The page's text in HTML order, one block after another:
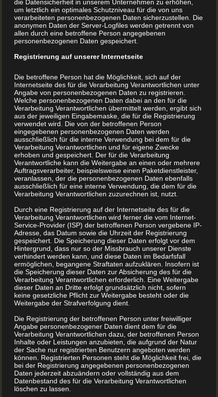
Die Reformbewegung erschütterte die Kirche in ihren
Grundfesten. Aufkommende humanistische Ideale und
Ideen prallten auf Inquisitionsprozesse.
Johannes Gutenberg, der Erfinder des
Buchdrucks wird geboren
Es war eine unruhige Zeit, in die ein Mann geboren wurde,
den man später Johannes Gutenberg nennen sollte und
unter dem ihn die Welt bis heute kennt. Sein richtiger
Name war Johannes Gensfleisch.
Wo genau er um das Jahr 1400 geboren wurde, weiß man
nicht. Einiges deutet darauf hin, dass der unruhige Geist
ausgangs des Mittelalters in Mainz das Licht der Welt
erblickt hat. So gibt es zumindest die Online-Plattform
Wikipedia an. Wirklich gesichert ist das nach Ansicht von
Historikern allerdings nicht.
Gutenberg gibt bis heute Rätsel auf
Überhaupt weiß man wenig über ihn, abgesehen von den
wenigen amtlichen Dokumenten, in denen er aufgeführt
wird. Nicht einmal das exakte Geburtsdatum von
Johannes Gutenberg ist bekannt. Die Angaben liegen um
einige Jahre auseinander.
Dass sein Name dennoch in die Geschichtsbücher
eingegangen ist, liegt einzig an seiner Erfindung, die ihm
mit einem Schlag alle Aufmerksamkeit sicherte, die
die Datensicherheit in unserem Unternehmen zu erhöhen,
um letztlich ein optimales Schutzniveau für die von uns
verarbeiteten personenbezogenen Daten sicherzustellen. Die
anonymen Daten der Server-Logfiles werden getrennt von
allen durch eine betroffene Person angegebenen
personenbezogenen Daten gespeichert.
Registrierung auf unserer Internetseite
Die betroffene Person hat die Möglichkeit, sich auf der
Internetseite des für die Verarbeitung Verantwortlichen unter
Angabe von personenbezogenen Daten zu registrieren.
Welche personenbezogenen Daten dabei an den für die
Verarbeitung Verantwortlichen übermittelt werden, ergibt sich
aus der jeweiligen Eingabemaske, die für die Registrierung
verwendet wird. Die von der betroffenen Person
eingegebenen personenbezogenen Daten werden
ausschließlich für die interne Verwendung bei dem für die
Verarbeitung Verantwortlichen und für eigene Zwecke
erhoben und gespeichert. Der für die Verarbeitung
Verantwortliche kann die Weitergabe an einen oder mehrere
Auftragsverarbeiter, beispielsweise einen Paketdienstleister,
veranlassen, der die personenbezogenen Daten ebenfalls
ausschließlich für eine interne Verwendung, die dem für die
Verarbeitung Verantwortlichen zuzurechnen ist, nutzt.
Durch eine Registrierung auf der Internetseite des für die
Verarbeitung Verantwortlichen wird ferner die vom Internet-
Service-Provider (ISP) der betroffenen Person vergebene IP-
Adresse, das Datum sowie die Uhrzeit der Registrierung
gespeichert. Die Speicherung dieser Daten erfolgt vor dem
Hintergrund, dass nur so der Missbrauch unserer Dienste
verhindert werden kann, und diese Daten im Bedarfsfall
ermöglichen, begangene Straftaten aufzuklären. Insofern ist
die Speicherung dieser Daten zur Absicherung des für die
Verarbeitung Verantwortlichen erforderlich. Eine Weitergabe
dieser Daten an Dritte erfolgt grundsätzlich nicht, sofern
keine gesetzliche Pflicht zur Weitergabe besteht oder die
Weitergabe der Strafverfolgung dient.
Die Registrierung der betroffenen Person unter freiwilliger
Angabe personenbezogener Daten dient dem für die
Verarbeitung Verantwortlichen dazu, der betroffenen Person
Inhalte oder Leistungen anzubieten, die aufgrund der Natur
der Sache nur registrierten Benutzern angeboten werden
können. Registrierten Personen steht die Möglichkeit frei, die
bei der Registrierung angegebenen personenbezogenen
Daten jederzeit abzuändern oder vollständig aus dem
Datenbestand des für die Verarbeitung Verantwortlichen
löschen zu lassen.